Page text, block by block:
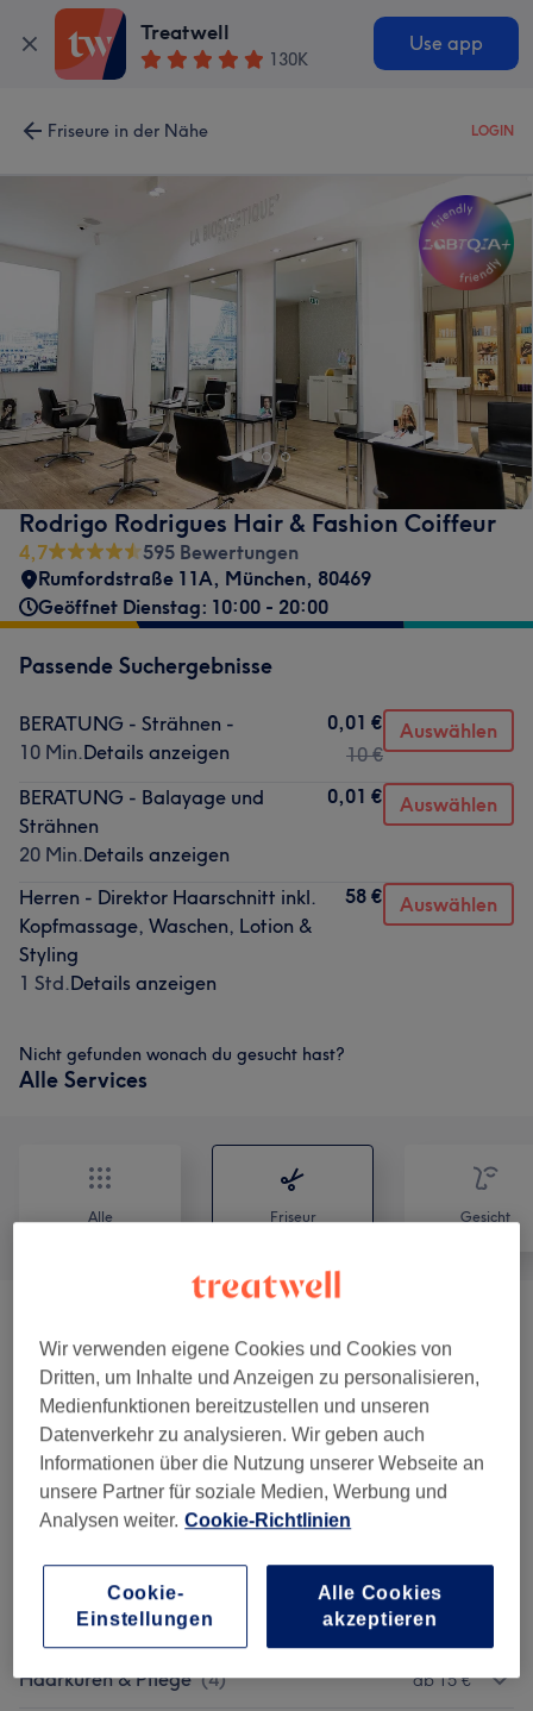
Treatwell
130K
Use app
Friseure in der Nähe LOGIN
Rodrigo Rodrigues Hair & Fashion Coiffeur
4,7
595 Bewertungen
Rumfordstraße 11A, München, 80469
Geöffnet Dienstag: 10:00 - 20:00
Passende Suchergebnisse
BERATUNG - Strähnen -
10 Min.Details anzeigen
0,01 €
10 €
Auswählen
BERATUNG - Balayage und
Strähnen
20 Min.Details anzeigen
0,01 € Auswählen
Herren - Direktor Haarschnitt inkl.
Kopfmassage, Waschen, Lotion &
Styling
1 Std.Details anzeigen
58 € Auswählen
Nicht gefunden wonach du gesucht hast?
Alle Services
Alle Friseur Gesicht
Waschen, Lotion (3)
ab 97 €
Damen - Farbe & Coloration (7) ab 0,01 €
Herren - Haarschnitt Inkl. Kopfmassage,
Waschen, Lotion & Styling
(2)
ab 48 €
STYLING Inkl. Wachen & Föhnen (1) ab 40 €
KERATIN BEHANDLUNG ab 250 €
Haarkuren & Pflege (4) ab 15 €
Wir verwenden eigene Cookies und Cookies von
Dritten, um Inhalte und Anzeigen zu personalisieren,
Medienfunktionen bereitzustellen und unseren
Datenverkehr zu analysieren. Wir geben auch
Informationen über die Nutzung unserer Webseite an
unsere Partner für soziale Medien, Werbung und
Analysen weiter. Cookie-Richtlinien
Cookie-
Einstellungen
Alle Cookies
akzeptieren